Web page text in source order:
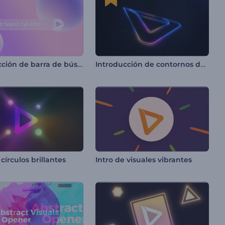
Introducción de barra de búsqueda web Introducción de contornos de neón
brillantes Intro de visuales vibrantes